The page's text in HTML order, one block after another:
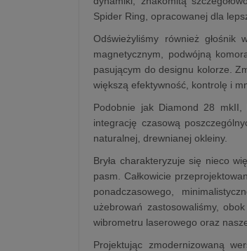
Spider Ring, opracowanej dla
Odświeżyliśmy również
magnetycznym, podwójną
pasującym do designu kolorze.
większą efektywność, kontrolę i
Podobnie jak Diamond 28 mkII,
integrację czasową
naturalnej, drewnianej okleiny.
Bryła charakteryzuje się nieco
pasm. Całkowicie
ponadczasowego,
użebrowań zastosowaliśmy,
wibrometru laserowego oraz
Projektując zmodernizowaną